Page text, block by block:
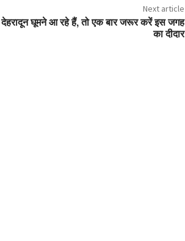
Next article
देहरादून घूमने आ रहे हैं, तो एक बार जरूर करें इस जगह
का दीदार